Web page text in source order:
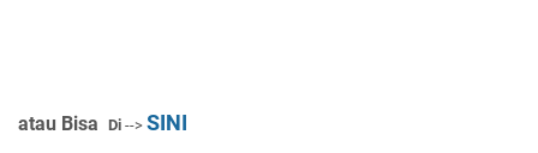
atau Bisa Di --> SINI